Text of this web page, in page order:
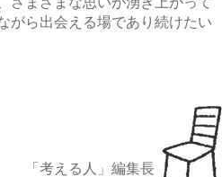
がら出会える場であり続けたい
「考える人」編集長